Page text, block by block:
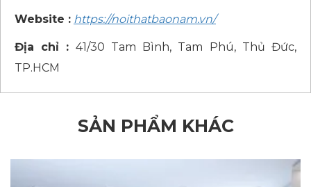
Website : https://noithatbaonam.vn/
Địa chỉ : 41/30 Tam Bình, Tam Phú, Thủ Đức,
TP.HCM
SẢN PHẨM KHÁC